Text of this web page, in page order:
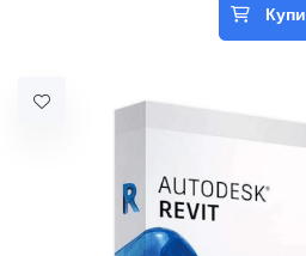
Купи